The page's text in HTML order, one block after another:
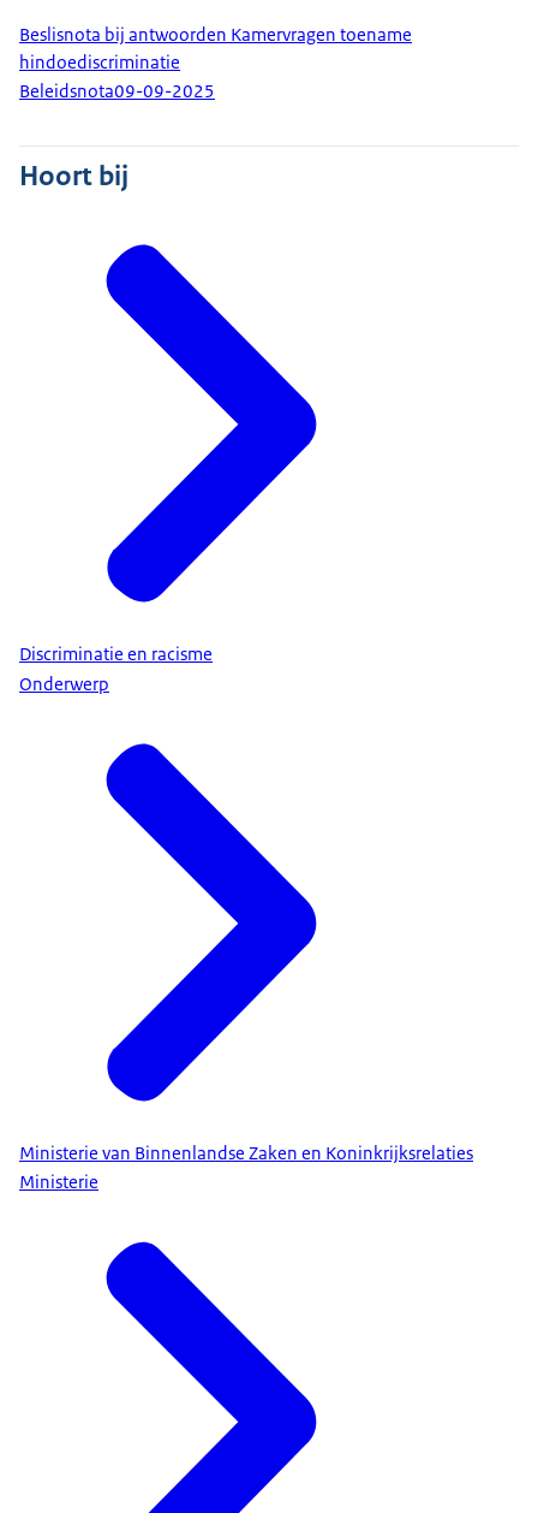
Beslisnota bij antwoorden Kamervragen toename
hindoediscriminatie
Beleidsnota09-09-2025
Hoort bij
Discriminatie en racisme
Onderwerp
Ministerie van Binnenlandse Zaken en Koninkrijksrelaties
Ministerie